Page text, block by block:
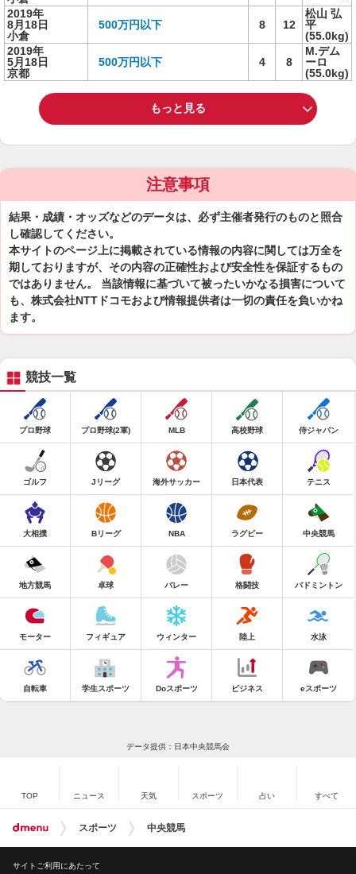
2019年
8月18日
小倉
500万円以下 8 12
松山 弘
平
(55.0kg)
2019年
5月18日
京都
500万円以下 4 8
M.デム
ーロ
(55.0kg)
もっと見る
注意事項
結果・成績・オッズなどのデータは、必ず主催者発行のものと照合
し確認してください。
本サイトのページ上に掲載されている情報の内容に関しては万全を
期しておりますが、その内容の正確性および安全性を保証するもの
ではありません。 当該情報に基づいて被ったいかなる損害について
も、株式会社NTTドコモおよび情報提供者は一切の責任を負いかね
ます。
競技一覧
プロ野球 プロ野球(2軍) MLB 高校野球 侍ジャパン
ゴルフ Jリーグ 海外サッカー 日本代表 テニス
大相撲 Bリーグ NBA ラグビー 中央競馬
地方競馬 卓球 バレー 格闘技 バドミントン
モーター フィギュア ウィンター 陸上 水泳
自転車 学生スポーツ Doスポーツ ビジネス eスポーツ
データ提供：日本中央競馬会
TOP ニュース 天気 スポーツ 占い すべて
スポーツ 中央競馬
サイトご利用にあたって